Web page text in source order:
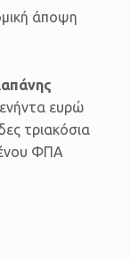
άποψη
ευρώ
τριακόσια
ΦΠΑ